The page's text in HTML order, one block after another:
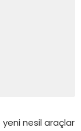
nesil araçlar